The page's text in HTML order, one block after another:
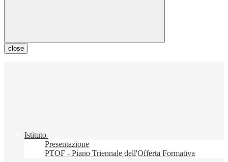
close
Istituto
Presentazione
PTOF - Piano Triennale dell'Offerta Formativa